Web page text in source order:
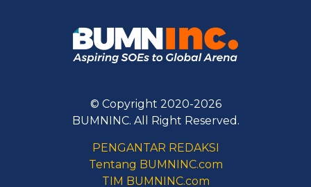
© Copyright 2020-2026
BUMNINC. All Right Reserved.
PENGANTAR REDAKSI
Tentang BUMNINC.com
TIM BUMNINC.com